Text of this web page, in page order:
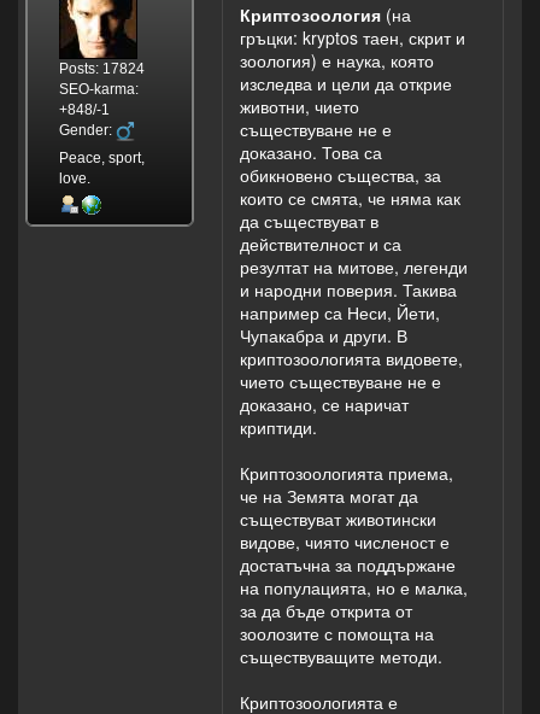
Posts: 17824
SEO-karma:
+848/-1
Gender:
Peace, sport,
love.
Криптозоология (на
гръцки: kryptos таен, скрит и
зоология) е наука, която
изследва и цели да открие
животни, чието
съществуване не е
доказано. Това са
обикновено същества, за
които се смята, че няма как
да съществуват в
действителност и са
резултат на митове, легенди
и народни поверия. Такива
например са Неси, Йети,
Чупакабра и други. В
криптозоологията видовете,
чието съществуване не е
доказано, се наричат
криптиди.
Криптозоологията приема,
че на Земята могат да
съществуват животински
видове, чиято численост е
достатъчна за поддържане
на популацията, но е малка,
за да бъде открита от
зоолозите с помощта на
съществуващите методи.
Криптозоологията е